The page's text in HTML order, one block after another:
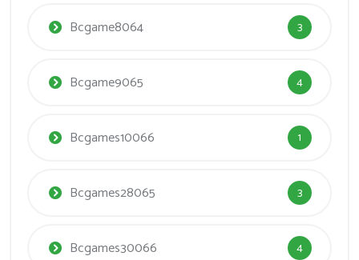
Bcgame8064 3
Bcgame9065 4
Bcgames10066 1
Bcgames28065 3
Bcgames30066 4